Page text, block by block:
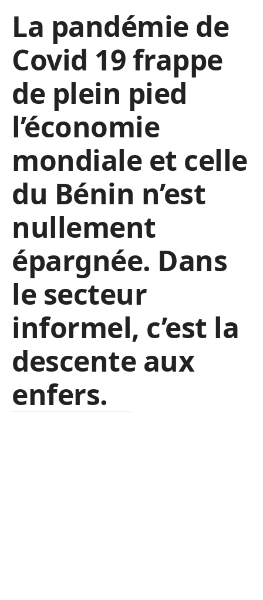
La pandémie de
Covid 19 frappe
de plein pied
l’économie
mondiale et celle
du Bénin n’est
nullement
épargnée. Dans
le secteur
informel, c’est la
descente aux
enfers.